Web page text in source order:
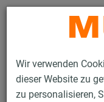
Wir verwenden
dieser Website zu
zu personalisieren,